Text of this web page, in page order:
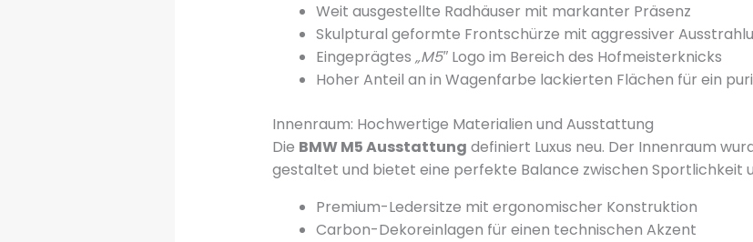
Weit ausgestellte Radhäuser mit markanter Präsenz
Skulptural geformte Frontschürze mit aggressiver
Eingeprägtes „M5″Logo im Bereich des Hofmeisterknicks
Hoher Anteil an in Wagenfarbe lackierten Flächen für ein
Innenraum: Hochwertige Materialien und Ausstattung
Die BMW M5 Ausstattung definiert Luxus neu. Der Innenraum
gestaltet und bietet eine perfekte Balance zwischen Sportlichkeit
Premium-Ledersitze mit ergonomischer Konstruktion
Carbon-Dekoreinlagen für einen technischen Akzent